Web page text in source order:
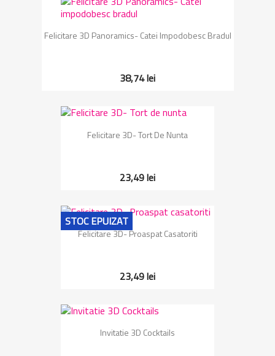
Felicitare 3D Panoramics- Catei Impodobesc Bradul
38,74 lei
Felicitare 3D- Tort De Nunta
23,49 lei
Felicitare 3D- Proaspat Casatoriti
23,49 lei
STOC EPUIZAT
Invitatie 3D Cocktails